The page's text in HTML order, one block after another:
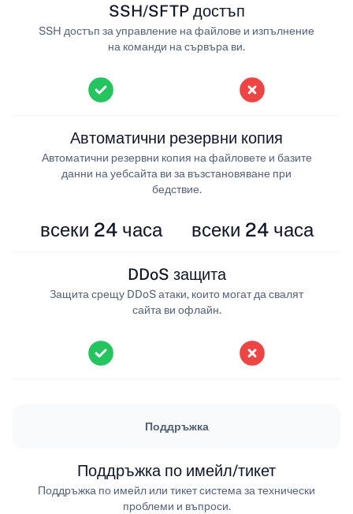
SSH/SFTP достъп
SSH достъп за управление на файлове и изпълнение
на команди на сървъра ви.
всеки 24 часа
Автоматични резервни копия
Автоматични резервни копия на файловете и базите
данни на уебсайта ви за възстановяване при
бедствие.
всеки 24 часа
DDoS защита
Защита срещу DDoS атаки, които могат да свалят
сайта ви офлайн.
Поддръжка
Поддръжка по имейл/тикет
Поддръжка по имейл или тикет система за технически
проблеми и въпроси.